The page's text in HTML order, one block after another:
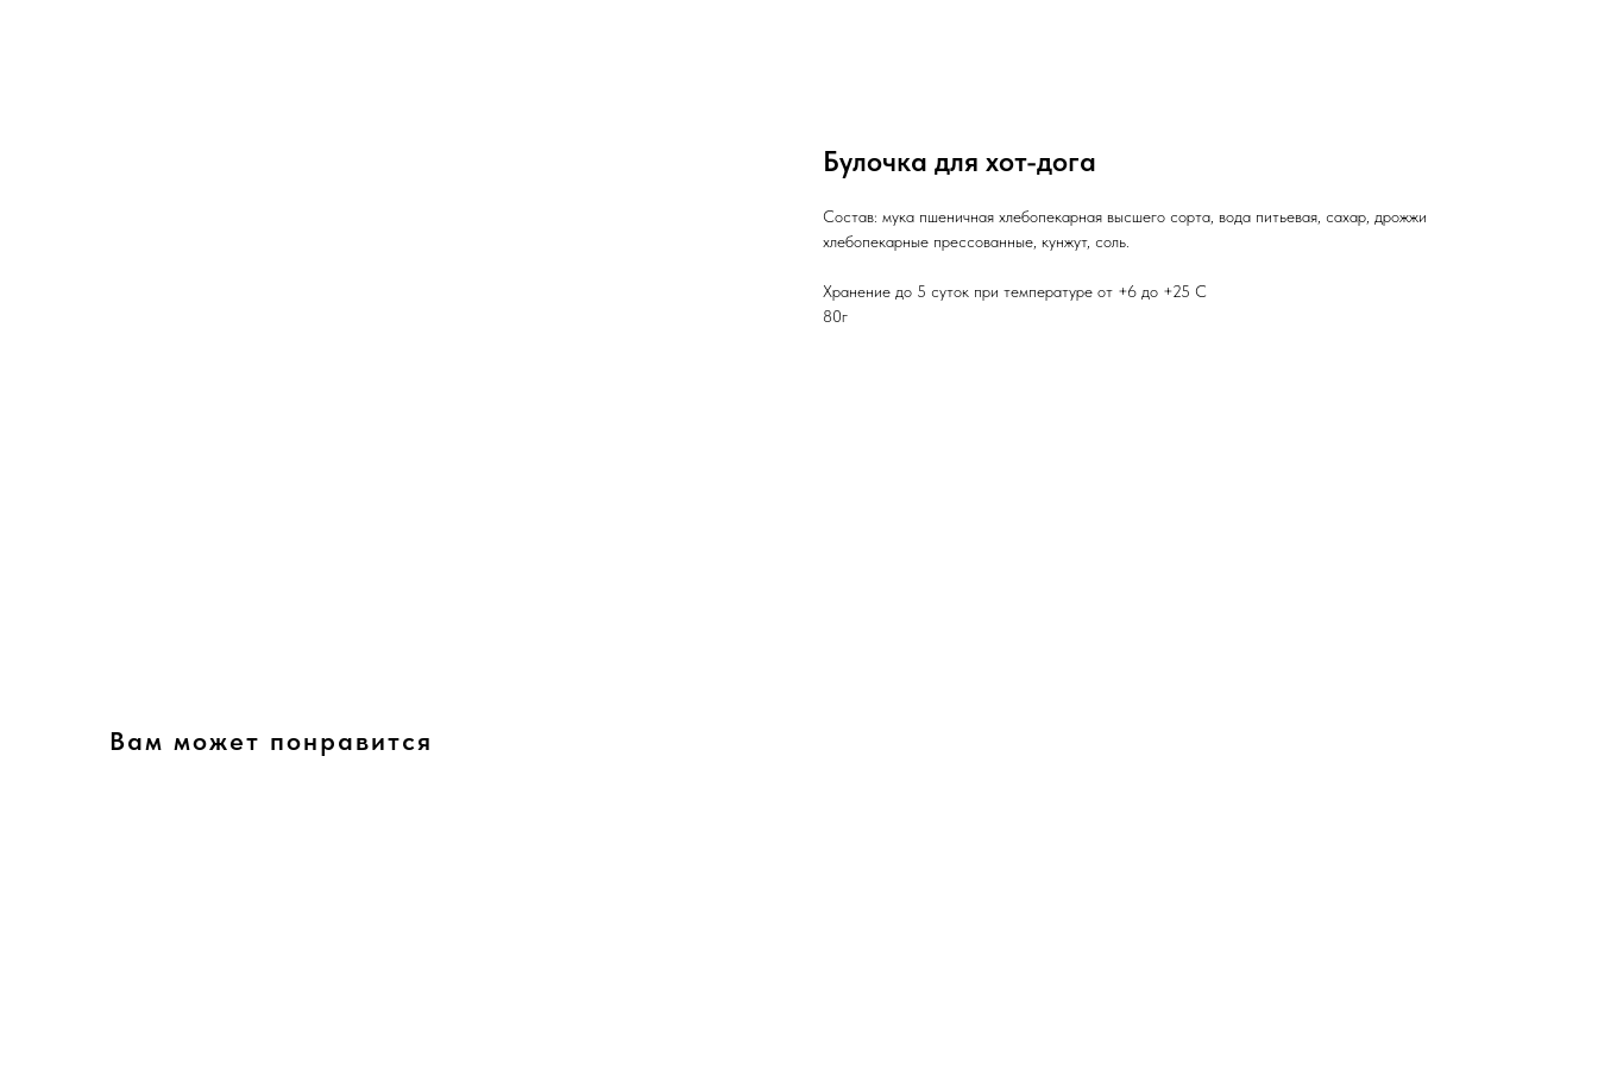
Булочка для хот-дога
Состав: мука пшеничная хлебопекарная высшего сорта, вода питьевая, сахар, дрожжи
хлебопекарные прессованные, кунжут, соль.
Хранение до 5 суток при температуре от +6 до +25 С
80г
Вам может понравится